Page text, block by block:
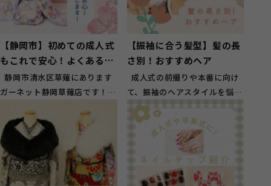
【静岡市】初めての成人式
もこれで安心！よくある質
問にお答えします！
静岡市清水区草薙にあります
ガーネット静岡草薙店です！
様方...
【振袖に合う髪型】髪の長
さ別！おすすめヘア
成人式の前撮りや本番に向け
て、振袖のヘアスタイルを悩ま
れてる皆様こんにちは！ ガー
ネッ...